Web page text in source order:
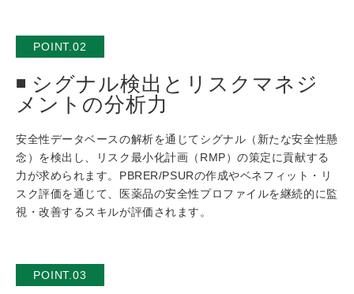
POINT.02
シグナル検出とリスクマネジ
メントの分析力
安全性データベースの解析を通じてシグナル（新たな安全性懸
念）を検出し、リスク最小化計画（RMP）の策定に貢献する
力が求められます。PBRER/PSURの作成やベネフィット・リ
スク評価を通じて、医薬品の安全性プロファイルを継続的に監
視・改善するスキルが評価されます。
POINT.03